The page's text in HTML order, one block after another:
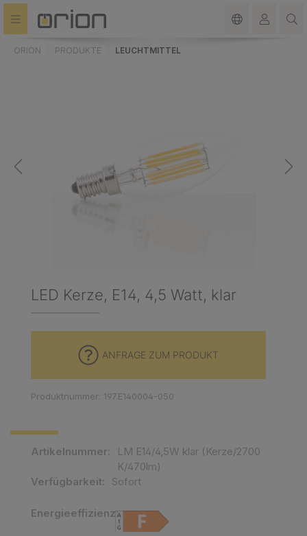
springen
ORION PRODUKTE LEUCHTMITTEL
LED Kerze, E14, 4,5 Watt, klar
Artikelnummer:
LM E14/4,5W klar (Kerze/2700
K/470lm)
Verfügbarkeit:
Sofort
Energieeffizienz:EMPTY
ANFRAGE ZUM PRODUKT
Produktnummer: 197.E140004-050